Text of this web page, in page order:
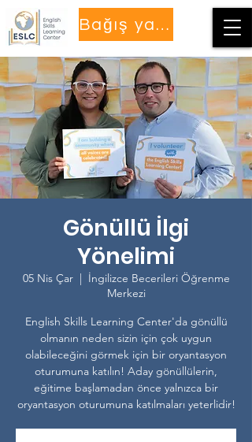
Bağış yapmak
Gönüllü İlgi
Yönelimi
05 Nis Çar
  |
İngilizce Becerileri Öğrenme
Merkezi
English Skills Learning Center'da gönüllü
olmanın neden sizin için çok uygun
olabileceğini görmek için bir oryantasyon
oturumuna katılın! Aday gönüllülerin,
eğitime başlamadan önce yalnızca bir
oryantasyon oturumuna katılmaları yeterlidir!